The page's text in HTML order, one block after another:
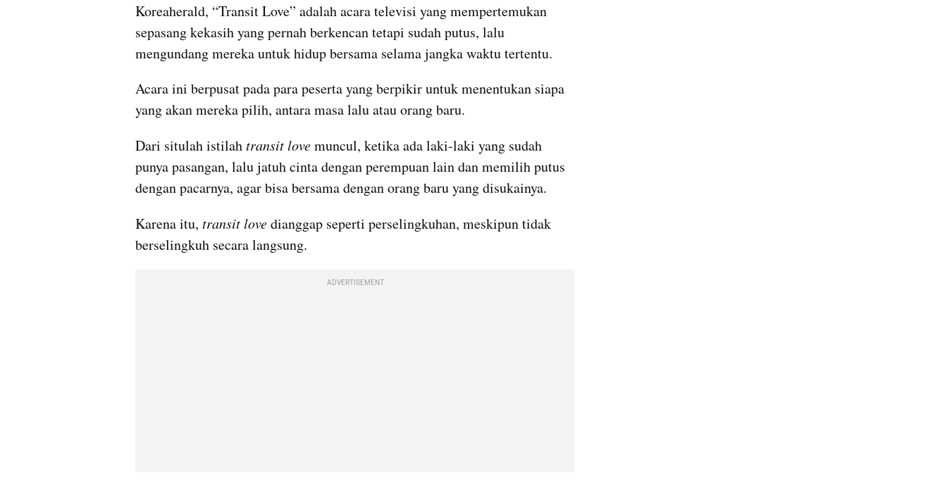
Koreaherald, “Transit Love” adalah acara televisi yang mempertemukan
sepasang kekasih yang pernah berkencan tetapi sudah putus, lalu
mengundang mereka untuk hidup bersama selama jangka waktu tertentu.
Acara ini berpusat pada para peserta yang berpikir untuk menentukan siapa
yang akan mereka pilih, antara masa lalu atau orang baru.
Dari situlah istilah transit love muncul, ketika ada laki-laki yang sudah
punya pasangan, lalu jatuh cinta dengan perempuan lain dan memilih putus
dengan pacarnya, agar bisa bersama dengan orang baru yang disukainya.
Karena itu, transit love dianggap seperti perselingkuhan, meskipun tidak
berselingkuh secara langsung.
ADVERTISEMENT